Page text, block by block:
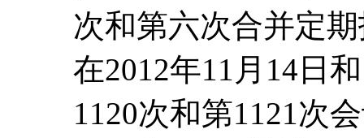
次和第六次合并定
在2012年11月14日
1120次和第1121次